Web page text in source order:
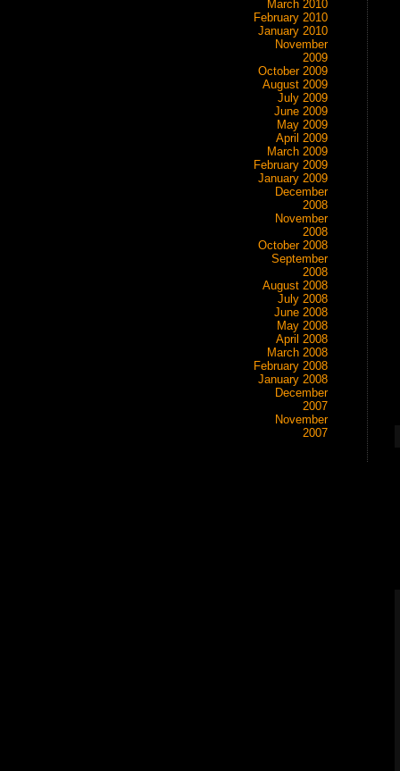
March 2010
February 2010
January 2010
November
2009
October 2009
August 2009
July 2009
June 2009
May 2009
April 2009
March 2009
February 2009
January 2009
December
2008
November
2008
October 2008
September
2008
August 2008
July 2008
June 2008
May 2008
April 2008
March 2008
February 2008
January 2008
December
2007
November
2007